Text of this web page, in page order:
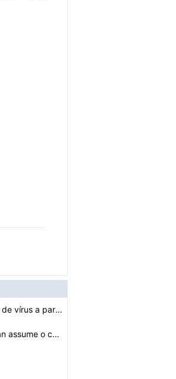
Como remover manualmente um alerta de vírus a partir d…
Como identificar quando um vírus Trojan assume o contr…